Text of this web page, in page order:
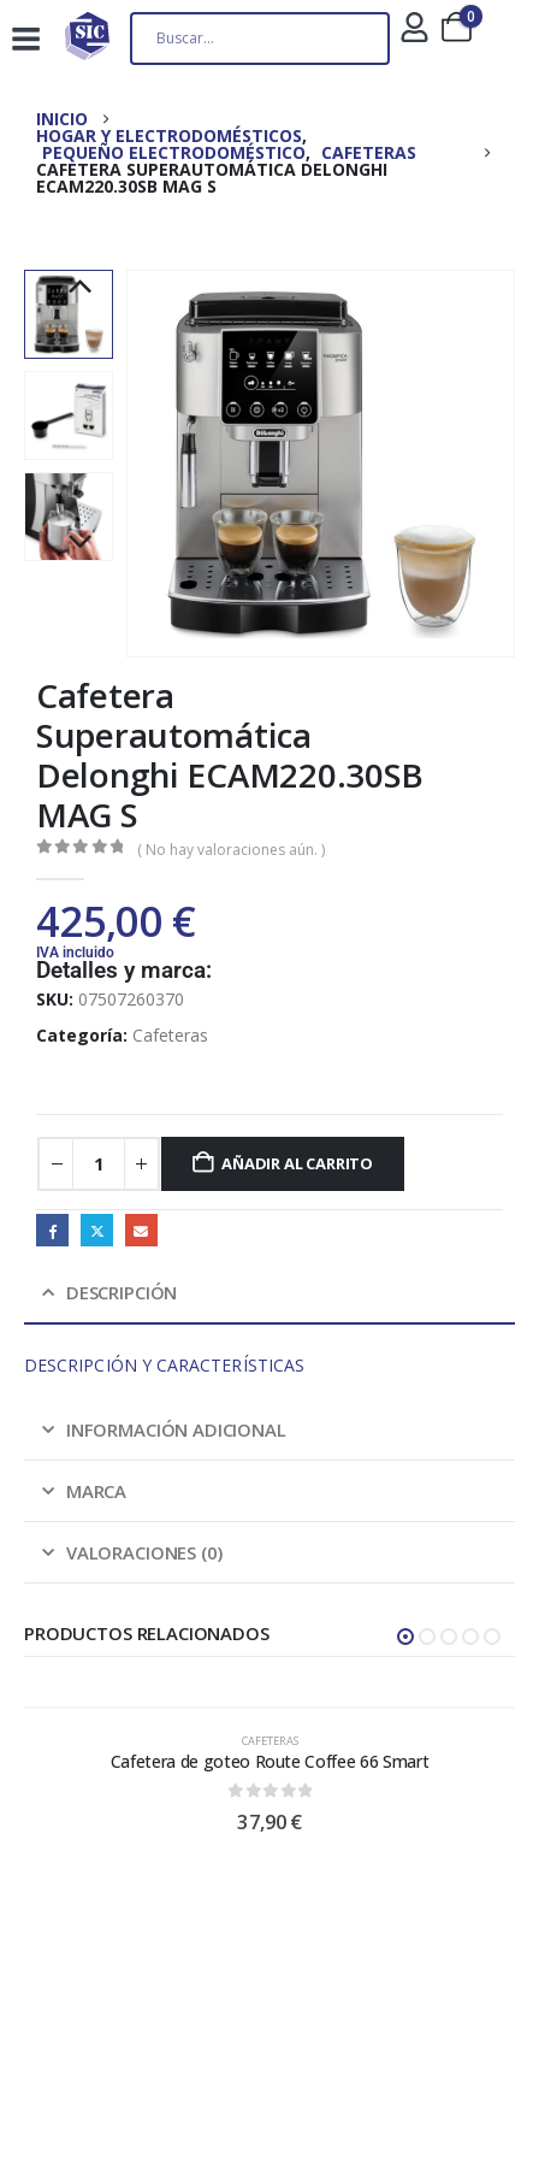
0
INICIO
HOGAR Y ELECTRODOMÉSTICOS,
PEQUEÑO ELECTRODOMÉSTICO, CAFETERAS
CAFETERA SUPERAUTOMÁTICA DELONGHI
ECAM220.30SB MAG S
Cafetera
Superautomática
Delonghi ECAM220.30SB
MAG S
( No hay valoraciones aún. )
425,00 €
IVA incluido
Detalles y marca:
SKU: 07507260370
Categoría: Cafeteras
AÑADIR AL CARRITO
DESCRIPCIÓN
DESCRIPCIÓN Y CARACTERÍSTICAS
INFORMACIÓN ADICIONAL
MARCA
VALORACIONES (0)
PRODUCTOS RELACIONADOS
CAFETERAS
Cafetera de goteo Route Coffee 66 Smart
0out of 5
37,90€